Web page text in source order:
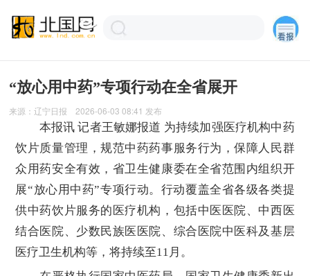
“放心用中药”专项行动在全省展开
来源：辽宁日报 2026-06-03 08:41 发布
本报讯 记者王敏娜报道 为持续加强医疗机构中药
饮片质量管理，规范中药药事服务行为，保障人民群
众用药安全有效，省卫生健康委在全省范围内组织开
展“放心用中药”专项行动。行动覆盖全省各级各类提
供中药饮片服务的医疗机构，包括中医医院、中西医
结合医院、少数民族医医院、综合医院中医科及基层
医疗卫生机构等，将持续至11月。